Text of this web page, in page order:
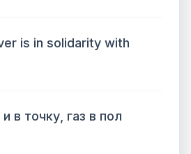
is in solidarity with
в точку, газ в пол